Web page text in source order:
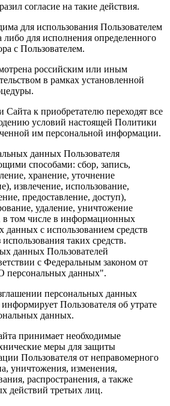
согласие на такие действия.
для использования Пользователем
либо для исполнения определенного
с Пользователем.
российским или иным
в рамках установленной
Сайта к приобретателю переходят все
условий настоящей Политики
им персональной информации.
данных Пользователя
способами: сбор, запись,
хранение, уточнение
извлечение, использование,
предоставление, доступ),
удаление, уничтожение
в том числе в информационных
данных с использованием средств
таких средств.
данных Пользователей
с Федеральным законом от
персональных данных".
персональных данных
Пользователя об утрате
данных.
принимает необходимые
меры для защиты
Пользователя от неправомерного
уничтожения, изменения,
распространения, а также
действий третьих лиц.